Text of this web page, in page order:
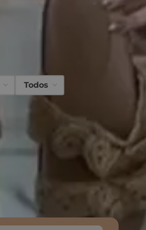
acharam desse
uma avaliação.
Todos
Newsletter
dos Pés, descontos e produtos
exclusivos.